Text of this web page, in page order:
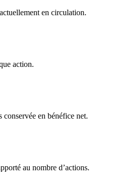
en circulation.
action.
en bénéfice net.
au nombre d’actions.